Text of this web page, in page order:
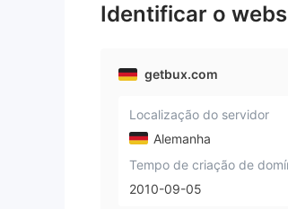
Identificar o
getbux.com
Localização do servidor
Alemanha
Tempo de criação de
2010-09-05